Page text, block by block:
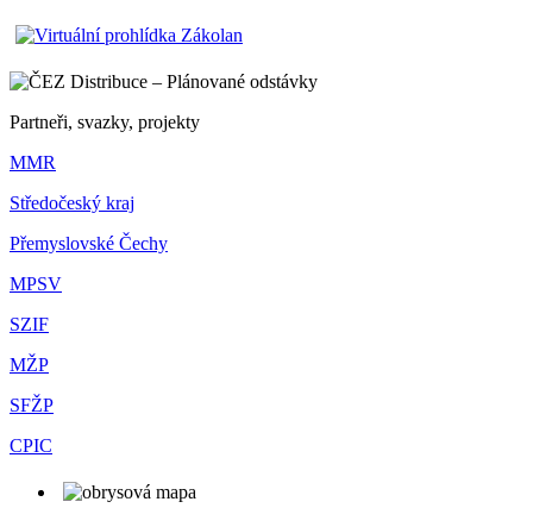
Partneři, svazky, projekty
MMR
Středočeský kraj
Přemyslovské Čechy
MPSV
SZIF
MŽP
SFŽP
CPIC